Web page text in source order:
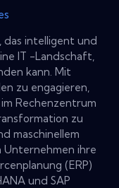
das intelligent und
IT -Landschaft,
kann. Mit
zu engagieren,
Rechenzentrum
zu
maschinellem
Unternehmen ihre
(ERP)
und SAP